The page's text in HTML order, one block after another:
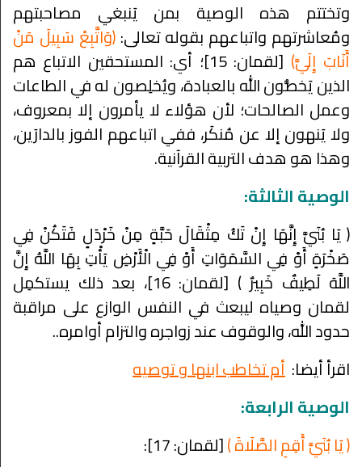
وتختتم هذه الوصية بمن يَنبغي مصاحبتهم
ومُعاشرتهم واتباعهم بقوله تعالى:﴿وَاتَّبِعْ سَبِيلَ مَنْ
أَنَابَ إِلَيَّ﴾
[لقمان: 15]؛ أي: المستحقين الاتباع هم
الذين يَخصُّون الله بالعبادة، ويُخلِصون له في الطاعات
وعمل الصالحات؛ لأن هؤلاء لا يأمرون إلا بمعروف،
ولا يَنهون إلا عن مُنكَر، ففي اتباعهم الفوز بالدارَين،
وهذا هو هدف التربية القرآنية.
الوصية الثالثة:
﴿ يَا بُنَيَّ إِنَّهَا إِنْ تَكُ مِثْقَالَ حَبَّةٍ مِنْ خَرْدَلٍ فَتَكُنْ فِي
صَخْرَةٍ أَوْ فِي السَّمَوَاتِ أَوْ فِي الْأَرْضِ يَأْتِ بِهَا اللَّهُ إِنَّ
اللَّهَ لَطِيفٌ خَبِيرٌ ﴾ [لقمان: 16]، بعد ذلك يستكمِل
لقمان وصياه ليبعث في النفس الوازع على مراقبة
حدود الله، والوقوف عند زواجره والتزام أوامره..
اقرأ أيضا: أم تخاطب ابنها و توصيه
الوصية الرابعة:
﴿ يَا بُنَيَّ أَقِمِ الصَّلَاةَ ﴾[لقمان: 17]: